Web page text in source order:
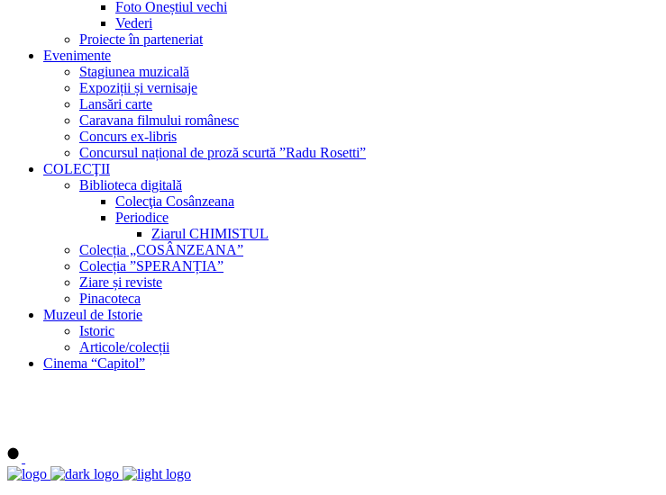
Foto Oneștiul vechi
Vederi
Proiecte în parteneriat
Evenimente
Stagiunea muzicală
Expoziții și vernisaje
Lansări carte
Caravana filmului românesc
Concurs ex-libris
Concursul național de proză scurtă ”Radu Rosetti”
COLECŢII
Biblioteca digitală
Colecţia Cosânzeana
Periodice
Ziarul CHIMISTUL
Colecția „COSÂNZEANA”
Colecția ”SPERANȚIA”
Ziare și reviste
Pinacoteca
Muzeul de Istorie
Istoric
Articole/colecții
Cinema “Capitol”